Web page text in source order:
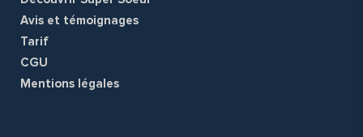
Avis et témoignages
Tarif
CGU
Mentions légales